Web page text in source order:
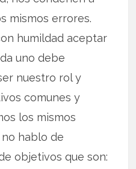
mismos errores.
humildad aceptar
uno debe
nuestro rol y
comunes y
los mismos
hablo de
objetivos que son: